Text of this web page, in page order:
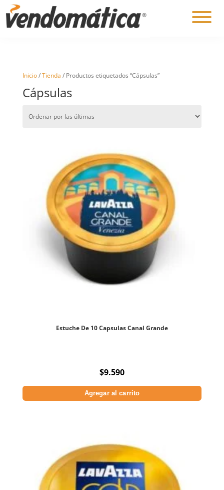
Inicio/Tienda / Productos etiquetados “Cápsulas”
Cápsulas
Estuche De 10 Capsulas Canal Grande
$9.590
Agregar al carrito